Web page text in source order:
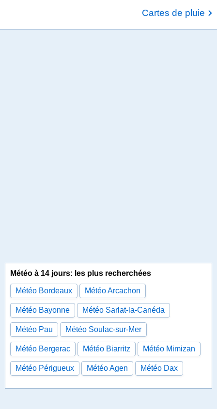
Cartes de pluie
Météo à 14 jours: les plus recherchées
Météo Bordeaux Météo Arcachon
Météo Bayonne Météo Sarlat-la-Canéda
Météo Pau Météo Soulac-sur-Mer
Météo Bergerac Météo Biarritz Météo Mimizan
Météo Périgueux Météo Agen Météo Dax